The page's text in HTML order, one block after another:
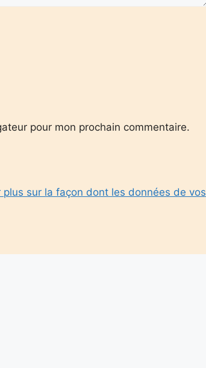
pour mon prochain commentaire.
plus sur la façon dont les données de vos